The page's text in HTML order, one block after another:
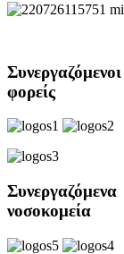
Συνεργαζόμενοι
φορείς
Συνεργαζόμενα
νοσοκομεία